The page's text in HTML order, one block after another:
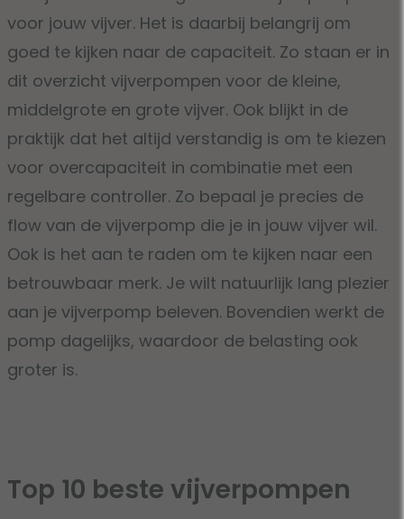
voor jouw vijver. Het is daarbij belangrij om
goed te kijken naar de capaciteit. Zo staan er in
dit overzicht vijverpompen voor de kleine,
middelgrote en grote vijver. Ook blijkt in de
praktijk dat het altijd verstandig is om te kiezen
voor overcapaciteit in combinatie met een
regelbare controller. Zo bepaal je precies de
flow van de vijverpomp die je in jouw vijver wil.
Ook is het aan te raden om te kijken naar een
betrouwbaar merk. Je wilt natuurlijk lang plezier
aan je vijverpomp beleven. Bovendien werkt de
pomp dagelijks, waardoor de belasting ook
groter is.
Top 10 beste vijverpompen